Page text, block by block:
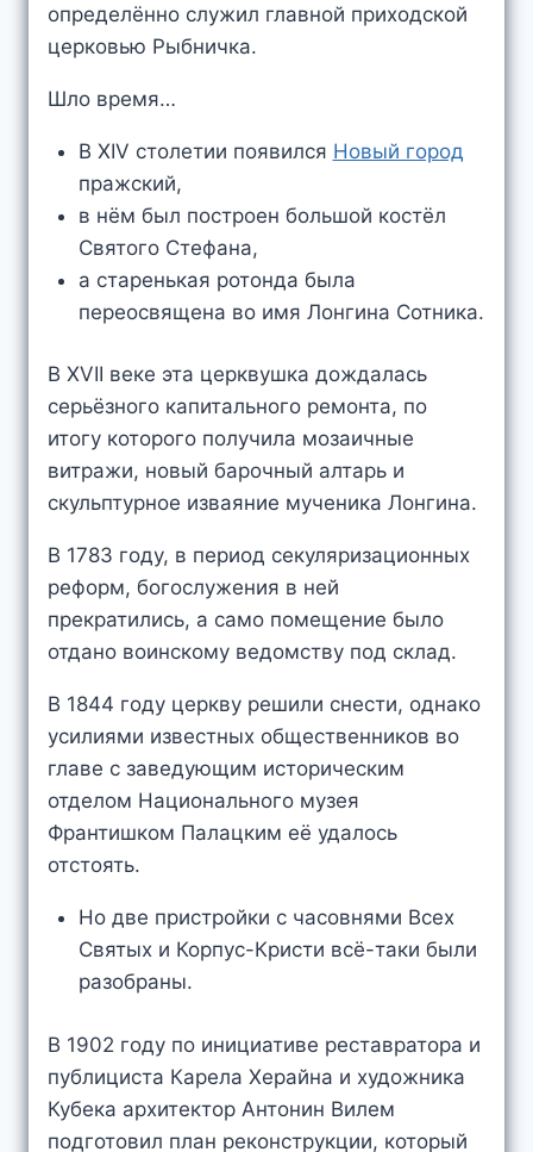
определённо служил главной приходской
церковью Рыбничка.
Шло время…
В XIV столетии появился Новый город
пражский,
в нём был построен большой костёл
Святого Стефана,
а старенькая ротонда была
переосвящена во имя Лонгина Сотника.
В XVII веке эта церквушка дождалась
серьёзного капитального ремонта, по
итогу которого получила мозаичные
витражи, новый барочный алтарь и
скульптурное изваяние мученика Лонгина.
В 1783 году, в период секуляризационных
реформ, богослужения в ней
прекратились, а само помещение было
отдано воинскому ведомству под склад.
В 1844 году церкву решили снести, однако
усилиями известных общественников во
главе с заведующим историческим
отделом Национального музея
Франтишком Палацким её удалось
отстоять.
Но две пристройки с часовнями Всех
Святых и Корпус-Кристи всё-таки были
разобраны.
В 1902 году по инициативе реставратора и
публициста Карела Херайна и художника
Кубека архитектор Антонин Вилем
подготовил план реконструкции, который